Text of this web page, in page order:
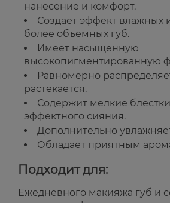
нанесение и комфорт.
Создает эффект влажных
более объемных губ.
Имеет насыщенную
высокопигментированную
Равномерно
растекается.
Содержит мелкие
эффектного сияния.
Дополнительно
Обладает приятным
Подходит для:
Ежедневного макияжа губ и